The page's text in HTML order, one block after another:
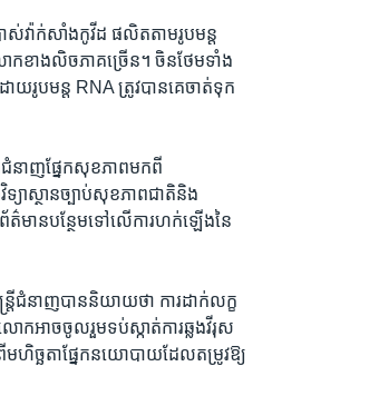
ស់​វ៉ាក់សាំង​កូវីដ ផលិត​តាម​រូបមន្ត
ខាងលិច​ភាគច្រើន។ ចិន​ថែម​ទាំង​
បមន្ត RNA ត្រូវ​បាន​គេ​ចាត់​ទុក​
ជំនាញ​ផ្នែក​សុខភាព​មកពី​
ាស្ថាន​ច្បាប់​សុខភាព​ជាតិ​និង​
មាន​បន្ថែម​ទៅ​លើ​ការ​ហក់​ឡើង​នៃ​
រី​ជំនាញ​បាន​និយាយ​ថា ការ​ដាក់​លក្ខ
ោក​អាច​ចូលរួម​ទប់ស្កាត់​ការ​ឆ្លង​វីរុស​
ហិច្ឆតា​ផ្នែក​នយោបាយ​ដែល​តម្រូវឱ្យ